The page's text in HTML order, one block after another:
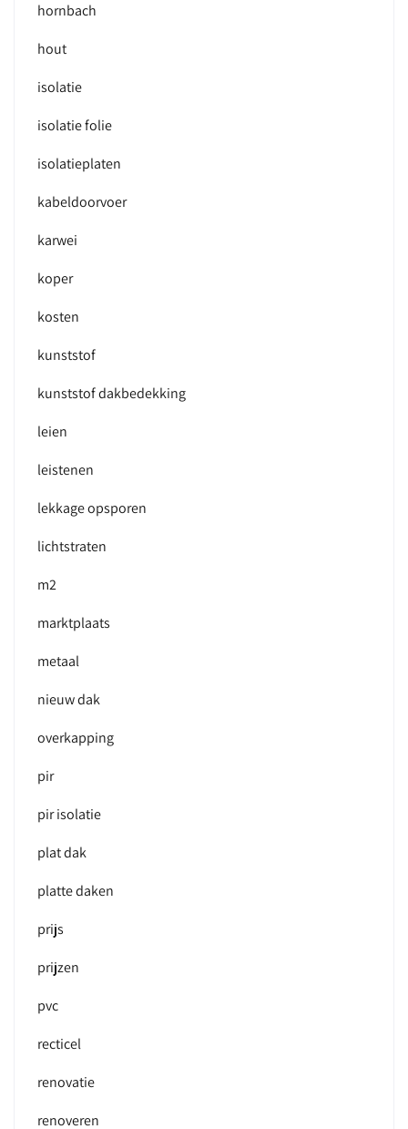
hornbach
hout
isolatie
isolatie folie
isolatieplaten
kabeldoorvoer
karwei
koper
kosten
kunststof
kunststof dakbedekking
leien
leistenen
lekkage opsporen
lichtstraten
m2
marktplaats
metaal
nieuw dak
overkapping
pir
pir isolatie
plat dak
platte daken
prijs
prijzen
pvc
recticel
renovatie
renoveren